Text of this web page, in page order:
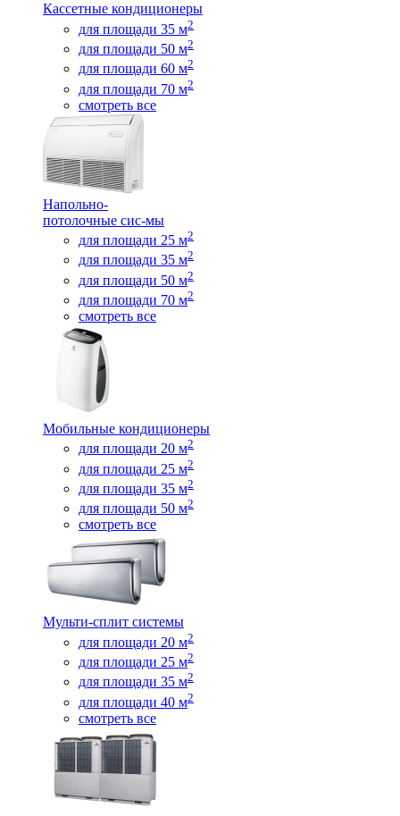
Кассетные кондиционеры
для площади 35 м2
для площади 50 м2
для площади 60 м2
для площади 70 м2
смотреть все
Напольно-
потолочные сис-мы
для площади 25 м2
для площади 35 м2
для площади 50 м2
для площади 70 м2
смотреть все
Мобильные кондиционеры
для площади 20 м2
для площади 25 м2
для площади 35 м2
для площади 50 м2
смотреть все
Мульти-сплит системы
для площади 20 м2
для площади 25 м2
для площади 35 м2
для площади 40 м2
смотреть все